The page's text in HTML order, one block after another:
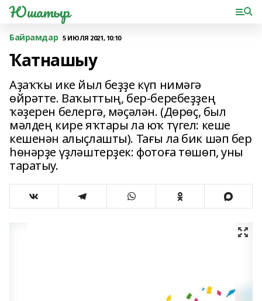
Юшатыр
Байрамдар 5 ИЮЛЯ 2021, 10:10
Ҡатнашыу
Аҙаҡҡы ике йыл беҙҙе күп нимәгә
өйрәтте. Ваҡыттың, бер-беребеҙҙең
ҡәҙерен белергә, мәҫәлән. (Дөрөҫ, был
мәлдең кире яҡтары ла юҡ түгел: кеше
кешенән алыҫлашты). Тағы ла бик шәп бер
һөнәрҙе үҙләштерҙек: фотоға төшөп, уны
таратыу.